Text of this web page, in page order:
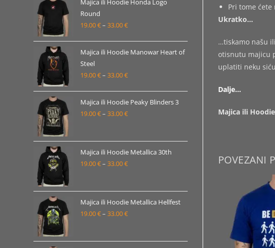
Pri tome
Ukratko…
…tiskamo našu
otisnutu majicu
uplatiti neku
Dalje…
Majica ili
POVEZANI
33.00 €
Majica ili Hoodie Honda Logo
Round
19.00€– 33.00€Raspon
od
do
Majica ili Hoodie Manowar Heart of
Steel
19.00€– 33.00€Raspon
od
19.00 €
Majica ili Hoodie Peaky Blinders 3
19.00€– 33.00€Raspon
od
19.00 €
do
Majica ili Hoodie Metallica 30th
19.00€– 33.00€Raspon
od
19.00 €
do
Majica ili Hoodie Metallica Hellfest
19.00€– 33.00€Raspon
od